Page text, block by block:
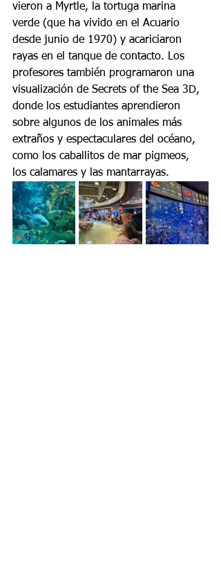
vieron a Myrtle, la tortuga marina
verde (que ha vivido en el Acuario
desde junio de 1970) y acariciaron
rayas en el tanque de contacto. Los
profesores también programaron una
visualización de Secrets of the Sea 3D,
donde los estudiantes aprendieron
sobre algunos de los animales más
extraños y espectaculares del océano,
como los caballitos de mar pigmeos,
los calamares y las mantarrayas.